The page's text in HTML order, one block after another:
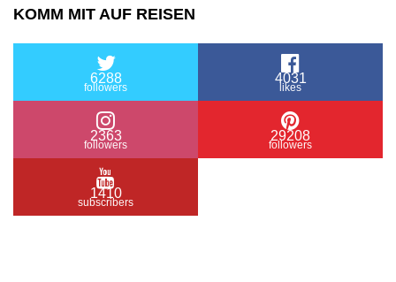
KOMM MIT AUF REISEN
6288
followers
4031
likes
2363
followers
29208
followers
1410
subscribers